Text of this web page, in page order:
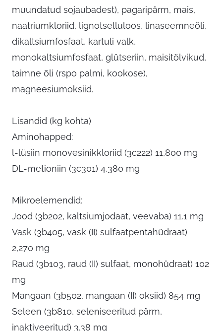
muundatud sojaubadest), pagaripärm, mais,
naatriumkloriid, lignotselluloos, linaseemneõli,
dikaltsiumfosfaat, kartuli valk,
monokaltsiumfosfaat, glütseriin, maisitõlvikud,
taimne õli (rspo palmi, kookose),
magneesiumoksiid.
Lisandid (kg kohta)
Aminohapped:
l-lüsiin monovesinikkloriid (3c222) 11,800 mg
DL-metioniin (3c301) 4,380 mg
Mikroelemendid:
Jood (3b202, kaltsiumjodaat, veevaba) 11.1 mg
Vask (3b405, vask (II) sulfaatpentahüdraat)
2,270 mg
Raud (3b103, raud (II) sulfaat, monohüdraat) 102
mg
Mangaan (3b502, mangaan (II) oksiid) 854 mg
Seleen (3b810, seleniseeritud pärm,
inaktiveeritud) 3.38 mg